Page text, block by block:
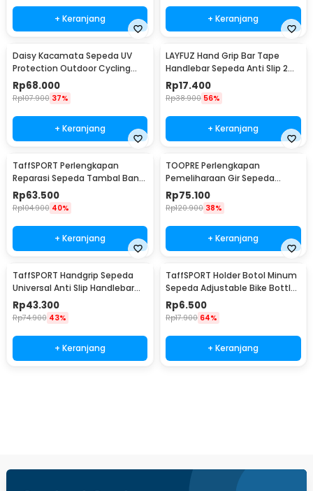
+ Keranjang + Keranjang
Daisy Kacamata Sepeda UV
Protection Outdoor Cycling
Sunglasses - X7
Rp68.000
Rp107.900 37%
+ Keranjang
LAYFUZ Hand Grip Bar Tape
Handlebar Sepeda Anti Slip 2
Roll - 70616
Rp17.400
Rp38.900 56%
+ Keranjang
TaffSPORT Perlengkapan
Reparasi Sepeda Tambal Ban
16 in 1 - PP06S
Rp63.500
Rp104.900 40%
+ Keranjang
TOOPRE Perlengkapan
Pemeliharaan Gir Sepeda
Hydraulic Brake Bleed Kit - 2021
Rp75.100
Rp120.900 38%
+ Keranjang
TaffSPORT Handgrip Sepeda
Universal Anti Slip Handlebar
Grip - BT1001
Rp43.300
Rp74.900 43%
+ Keranjang
TaffSPORT Holder Botol Minum
Sepeda Adjustable Bike Bottle
Cage - 16006
Rp6.500
Rp17.900 64%
+ Keranjang